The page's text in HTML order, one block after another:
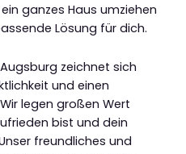
ganzes Haus umziehen
Lösung für dich.
zeichnet sich
und einen
legen großen Wert
bist und dein
freundliches und